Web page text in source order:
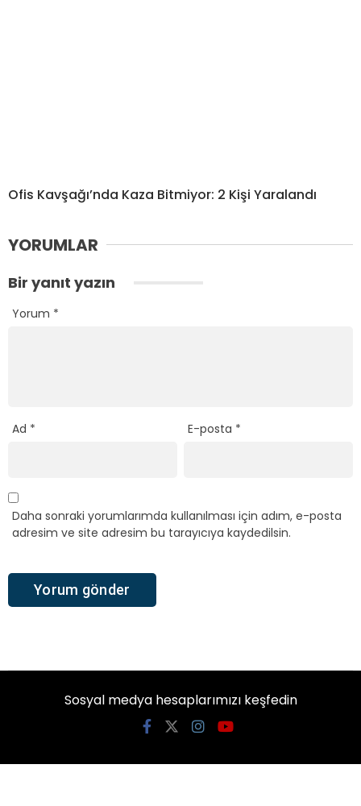
Ofis Kavşağı’nda Kaza Bitmiyor: 2 Kişi Yaralandı
YORUMLAR
Bir yanıt yazın
Yorum *
Ad * E-posta *
Daha sonraki yorumlarımda kullanılması için adım, e-posta
adresim ve site adresim bu tarayıcıya kaydedilsin.
Sosyal medya hesaplarımızı keşfedin